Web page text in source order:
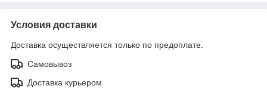
Условия доставки
Доставка осуществляется только по предоплате.
Самовывоз
Доставка курьером